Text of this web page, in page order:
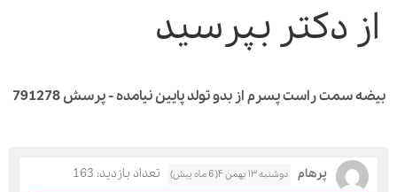
دکتر بپرسید
سمت راست پسرم از بدو تولد پایین نیامده - پرسش 791278
پرهام دوشنبه ۱۳ بهمن ۴( 6 ماه پیش)
تعداد بازدید: 163